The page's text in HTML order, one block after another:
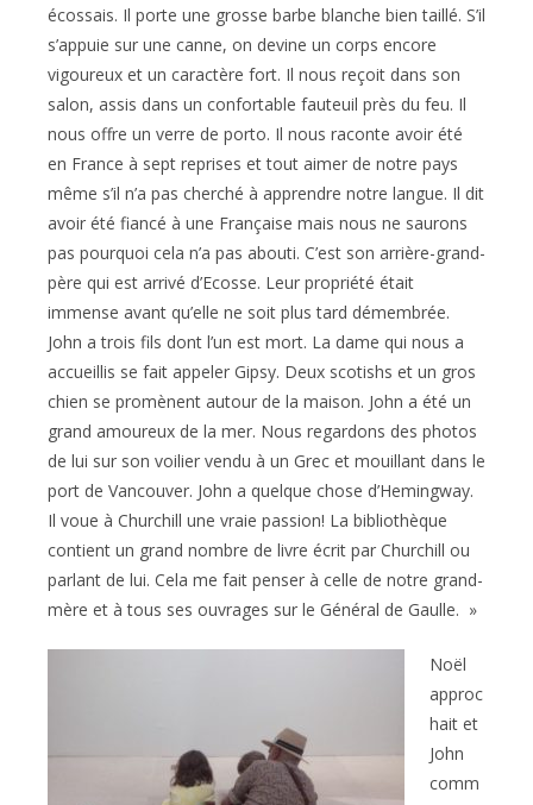
écossais. Il porte une grosse barbe blanche bien taillé. S’il
s’appuie sur une canne, on devine un corps encore
vigoureux et un caractère fort. Il nous reçoit dans son
salon, assis dans un confortable fauteuil près du feu. Il
nous offre un verre de porto. Il nous raconte avoir été
en France à sept reprises et tout aimer de notre pays
même s’il n’a pas cherché à apprendre notre langue. Il dit
avoir été fiancé à une Française mais nous ne saurons
pas pourquoi cela n’a pas abouti. C’est son arrière-grand-
père qui est arrivé d’Ecosse. Leur propriété était
immense avant qu’elle ne soit plus tard démembrée.
John a trois fils dont l’un est mort. La dame qui nous a
accueillis se fait appeler Gipsy. Deux scotishs et un gros
chien se promènent autour de la maison. John a été un
grand amoureux de la mer. Nous regardons des photos
de lui sur son voilier vendu à un Grec et mouillant dans le
port de Vancouver. John a quelque chose d’Hemingway.
Il voue à Churchill une vraie passion! La bibliothèque
contient un grand nombre de livre écrit par Churchill ou
parlant de lui. Cela me fait penser à celle de notre grand-
mère et à tous ses ouvrages sur le Général de Gaulle. »
Noël
approc
hait et
John
comm